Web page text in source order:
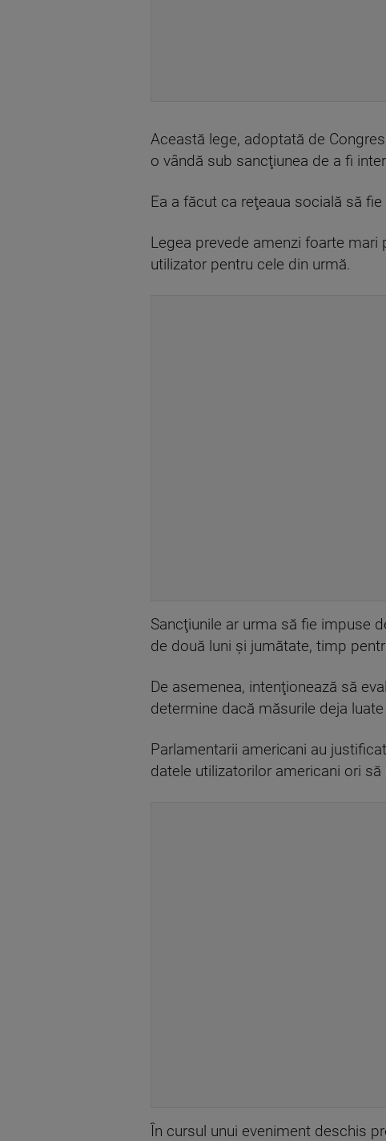
Această lege, adoptată de
o vândă sub sancţiunea de a fi
Ea a făcut ca reţeaua socială să
Legea prevede amenzi foarte
utilizator pentru cele din urmă.
Sancţiunile ar urma să fie impuse
de două luni şi jumătate, timp
De asemenea, intenţionează să
determine dacă măsurile deja
Parlamentarii americani au
datele utilizatorilor americani ori
În cursul unui eveniment deschis